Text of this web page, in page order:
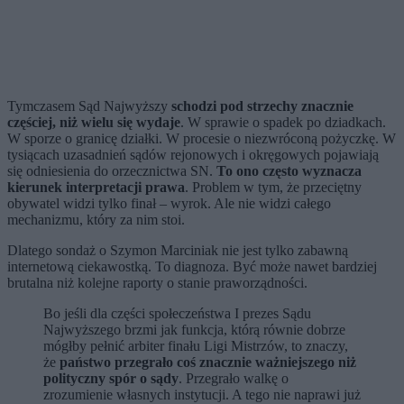
Tymczasem Sąd Najwyższy schodzi pod strzechy znacznie
częściej, niż wielu się wydaje. W sprawie o spadek po dziadkach.
W sporze o granicę działki. W procesie o niezwróconą pożyczkę. W
tysiącach uzasadnień sądów rejonowych i okręgowych pojawiają
się odniesienia do orzecznictwa SN. To ono często wyznacza
kierunek interpretacji prawa. Problem w tym, że przeciętny
obywatel widzi tylko finał – wyrok. Ale nie widzi całego
mechanizmu, który za nim stoi.
Dlatego sondaż o Szymon Marciniak nie jest tylko zabawną
internetową ciekawostką. To diagnoza. Być może nawet bardziej
brutalna niż kolejne raporty o stanie praworządności.
Bo jeśli dla części społeczeństwa I prezes Sądu
Najwyższego brzmi jak funkcja, którą równie dobrze
mógłby pełnić arbiter finału Ligi Mistrzów, to znaczy,
że państwo przegrało coś znacznie ważniejszego niż
polityczny spór o sądy. Przegrało walkę o
zrozumienie własnych instytucji. A tego nie naprawi już